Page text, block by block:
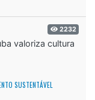
2232
valoriza cultura
SUSTENTÁVEL